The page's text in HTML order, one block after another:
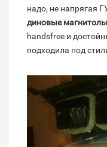
надо, не напрягая
диновые магнитолы
handsfree и
подходила под